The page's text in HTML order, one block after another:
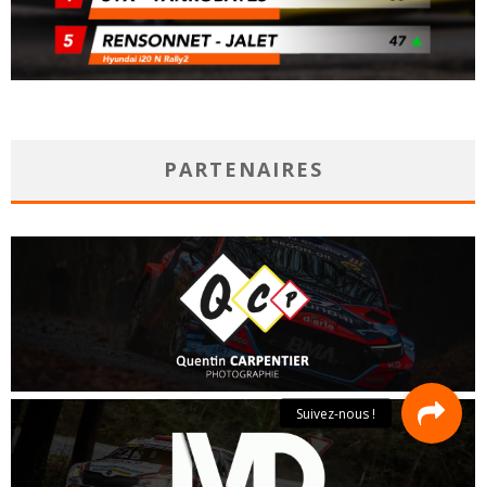
PARTENAIRES